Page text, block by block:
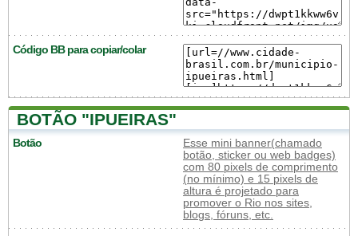
Código BB para copiar/colar
BOTÃO "IPUEIRAS"
Botão
Esse mini banner(chamado
botão, sticker ou web badges)
com 80 pixels de comprimento
(no mínimo) e 15 pixels de
altura é projetado para
promover o Rio nos sites,
blogs, fóruns, etc.